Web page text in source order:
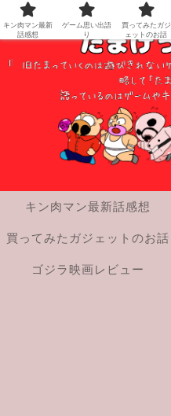
キン肉マン最新話感想
買ってみたガジェットのお話
ゴジラ映画レビュー
キン肉マン最新
話感想
ゲーム思い出語
り
買ってみたガジ
ェットのお話